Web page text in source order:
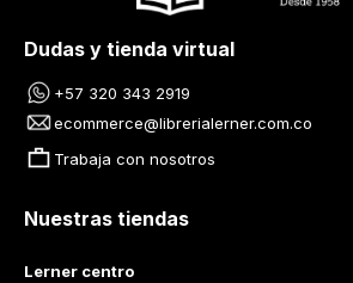
Dudas y tienda virtual
+57 320 343 2919
ecommerce@librerialerner.com.co
Trabaja con nosotros
Nuestras tiendas
Lerner centro